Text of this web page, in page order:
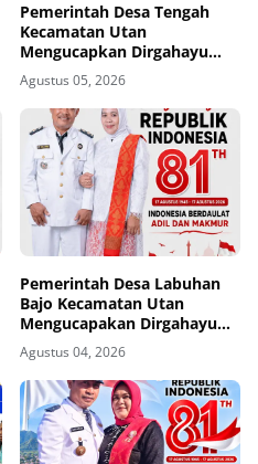
Pemerintah Desa Tengah
Kecamatan Utan
Mengucapkan Dirgahayu
Republik Indonesia ke-81
Agustus 05, 2026
Pemerintah Desa Labuhan
Bajo Kecamatan Utan
Mengucapakan Dirgahayu
Republik Indonesia ke-81
Agustus 04, 2026